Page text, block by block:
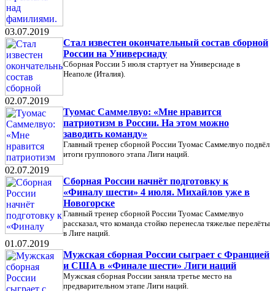
03.07.2019
Стал известен окончательный состав сборной
России на Универсиаду
Сборная России 5 июля стартует на Универсиаде в
Неаполе (Италия).
02.07.2019
Туомас Саммелвуо: «Мне нравится
патриотизм в России. На этом можно
заводить команду»
Главный тренер сборной России Туомас Саммелвуо подвёл
итоги группового этапа Лиги наций.
02.07.2019
Сборная России начнёт подготовку к
«Финалу шести» 4 июля. Михайлов уже в
Новогорске
Главный тренер сборной России Туомас Саммелвуо
рассказал, что команда стойко перенесла тяжелые перелёты
в Лиге наций.
01.07.2019
Мужская сборная России сыграет с Францией
и США в «Финале шести» Лиги наций
Мужская сборная России заняла третье место на
предварительном этапе Лиги наций.